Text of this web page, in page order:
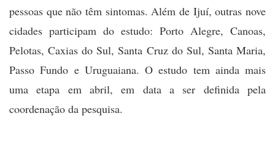
pessoas que não têm sintomas. Além de Ijuí, outras nove
cidades participam do estudo: Porto Alegre, Canoas,
Pelotas, Caxias do Sul, Santa Cruz do Sul, Santa Maria,
Passo Fundo e Uruguaiana. O estudo tem ainda mais
uma etapa em abril, em data a ser definida pela
coordenação da pesquisa.